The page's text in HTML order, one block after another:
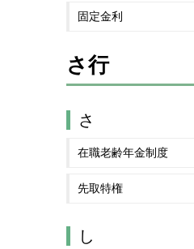
固定金利
さ行
さ
在職老齢年金制度
先取特権
し